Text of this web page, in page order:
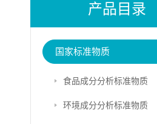
产品目录
国家标准物质
食品成分分析标准物质
环境成分分析标准物质